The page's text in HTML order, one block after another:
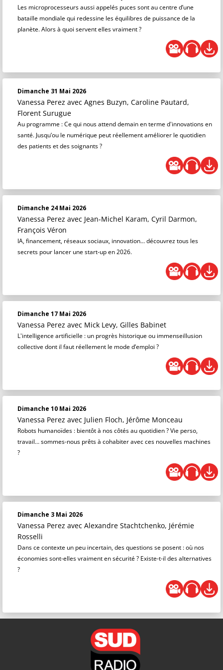
Les microprocesseurs aussi appelés puces sont au centre d’une
bataille mondiale qui redessine les équilibres de puissance de la
planète. Alors à quoi servent elles vraiment ?
Dimanche 31 Mai 2026
Vanessa Perez avec Agnes Buzyn, Caroline Pautard,
Florent Surugue
Au programme : Ce qui nous attend demain en terme d'innovations en
santé. Jusqu’ou le numérique peut réellement améliorer le quotidien
des patients et des soignants ?
Dimanche 24 Mai 2026
Vanessa Perez avec Jean-Michel Karam, Cyril Darmon,
François Véron
IA, financement, réseaux sociaux, innovation… découvrez tous les
secrets pour lancer une start-up en 2026.
Dimanche 17 Mai 2026
Vanessa Perez avec Mick Levy, Gilles Babinet
L'intelligence artificielle : un progrès historique ou immenseillusion
collective dont il faut réellement le mode d’emploi ?
Dimanche 10 Mai 2026
Vanessa Perez avec Julien Floch, Jérôme Monceau
Robots humanoïdes : bientôt à nos côtés au quotidien ? Vie perso,
travail… sommes-nous prêts à cohabiter avec ces nouvelles machines
?
Dimanche 3 Mai 2026
Vanessa Perez avec Alexandre Stachtchenko, Jérémie
Rosselli
Dans ce contexte un peu incertain, des questions se posent : où nos
économies sont-elles vraiment en sécurité ? Existe-t-il des alternatives
?